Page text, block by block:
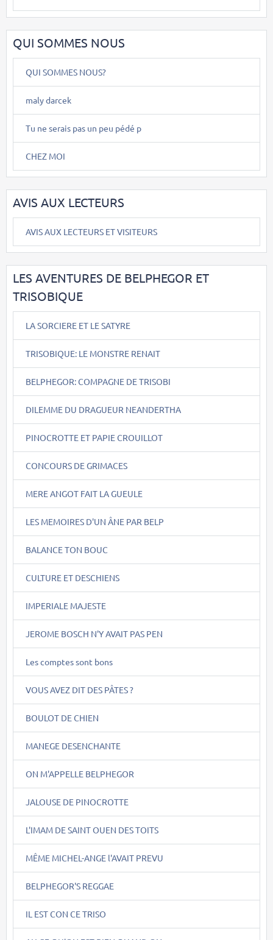
QUI SOMMES NOUS
QUI SOMMES NOUS?
maly darcek
Tu ne serais pas un peu pédé p
CHEZ MOI
AVIS AUX LECTEURS
AVIS AUX LECTEURS ET VISITEURS
LES AVENTURES DE BELPHEGOR ET
TRISOBIQUE
LA SORCIERE ET LE SATYRE
TRISOBIQUE: LE MONSTRE RENAIT
BELPHEGOR: COMPAGNE DE TRISOBI
DILEMME DU DRAGUEUR NEANDERTHA
PINOCROTTE ET PAPIE CROUILLOT
CONCOURS DE GRIMACES
MERE ANGOT FAIT LA GUEULE
LES MEMOIRES D'UN ÂNE PAR BELP
BALANCE TON BOUC
CULTURE ET DESCHIENS
IMPERIALE MAJESTE
JEROME BOSCH N'Y AVAIT PAS PEN
Les comptes sont bons
VOUS AVEZ DIT DES PÂTES ?
BOULOT DE CHIEN
MANEGE DESENCHANTE
ON M'APPELLE BELPHEGOR
JALOUSE DE PINOCROTTE
L'IMAM DE SAINT OUEN DES TOITS
MÊME MICHEL-ANGE l'AVAIT PREVU
BELPHEGOR'S REGGAE
IL EST CON CE TRISO